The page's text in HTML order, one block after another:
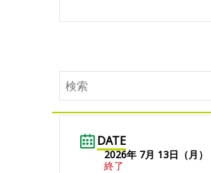
DATE
2026年 7月 13日（月）
終了